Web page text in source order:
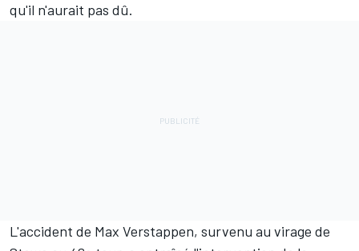
qu'il n'aurait pas dû.
L'accident de Max Verstappen, survenu au virage de